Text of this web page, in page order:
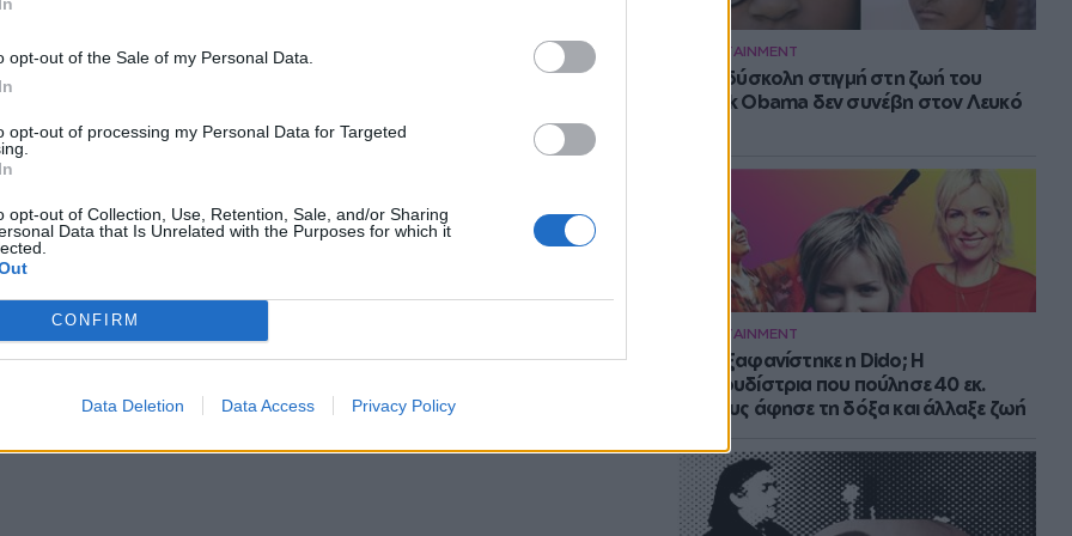
opt-out of the Sale of my Personal Data.
opt-out of processing my Personal Data for Targeted
opt-out of Collection, Use, Retention, Sale, and/or Sharing
Data that Is Unrelated with the Purposes for which it
CONFIRM
Data Deletion Data Access Privacy Policy
ENTERTAINMENT
Η πιο δύσκολη στιγμή στη ζωή του
Barack Obama δεν συνέβη στον Λευκό
ENTERTAINMENT
Πού εξαφανίστηκε η Dido; Η
τραγουδίστρια που πούλησε 40 εκ.
δίσκους άφησε τη δόξα και άλλαξε ζωή
υγείας του κάθε ανθρώπου.
και ζωοπλαγκτόν αλλά αποτελούν
είδη.
για λίγες ημέρες και μετά θα
μακριά από τις παραλίες.
ΔΙΑΦΗΜΙΣΗ